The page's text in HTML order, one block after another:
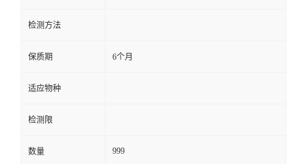
言
检测方法
保质期 6个月
适应物种
检测限
数量 999